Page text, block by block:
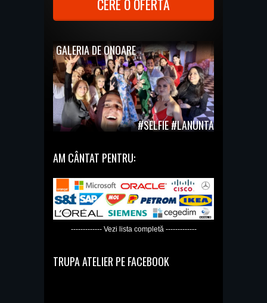
CERE O OFERTĂ
GALERIA DE ONOARE
#SELFIE #LANUNTA
AM CÂNTAT PENTRU:
------------- Vezi lista completă -------------
TRUPA ATELIER PE FACEBOOK